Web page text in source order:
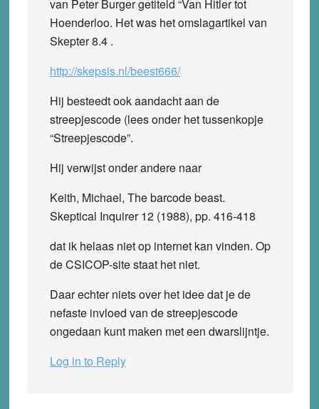
van Peter Burger getiteld “Van Hitler tot
Hoenderloo. Het was het omslagartikel van
Skepter 8.4 .
http://skepsis.nl/beest666/
Hij besteedt ook aandacht aan de
streepjescode (lees onder het tussenkopje
“Streepjescode”.
Hij verwijst onder andere naar
Keith, Michael, The barcode beast.
Skeptical Inquirer 12 (1988), pp. 416-418
dat ik helaas niet op internet kan vinden. Op
de CSICOP-site staat het niet.
Daar echter niets over het idee dat je de
nefaste invloed van de streepjescode
ongedaan kunt maken met een dwarslijntje.
Log in to Reply